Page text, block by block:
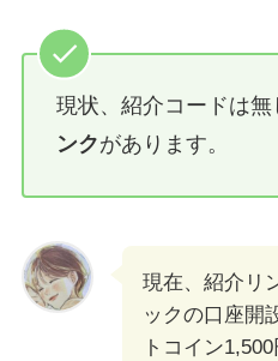
現状、紹介コードは
ンクがあります。
現在、紹介リ
ックの口座開
トコイン